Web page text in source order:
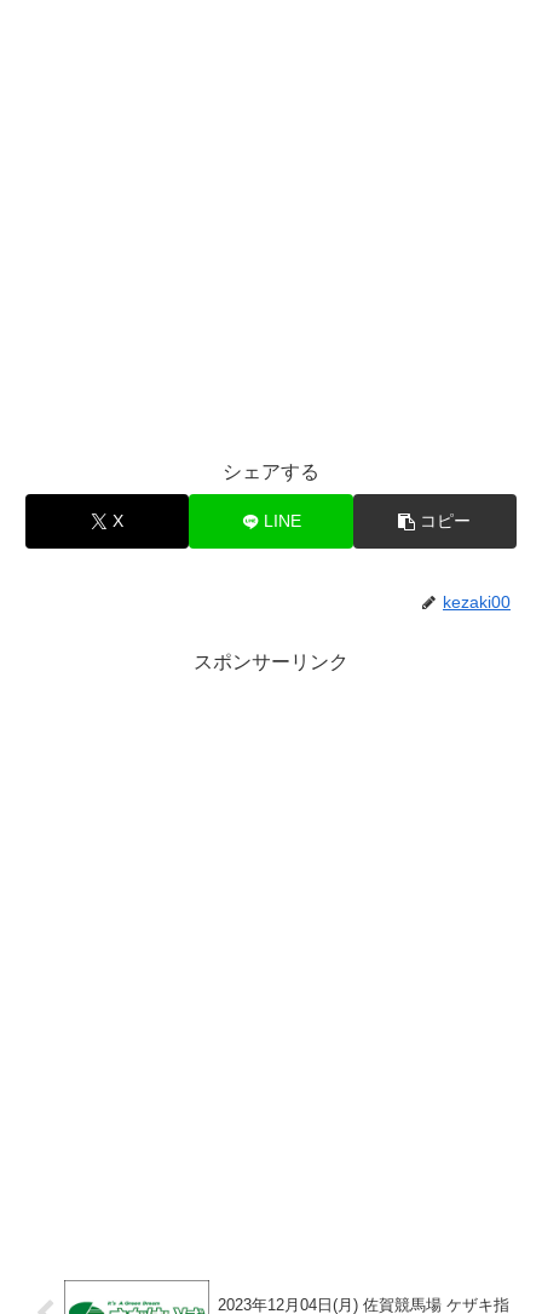
シェアする
X LINE コピー
kezaki00
スポンサーリンク
2023年12月04日(月) 佐賀競馬場 ケザキ指